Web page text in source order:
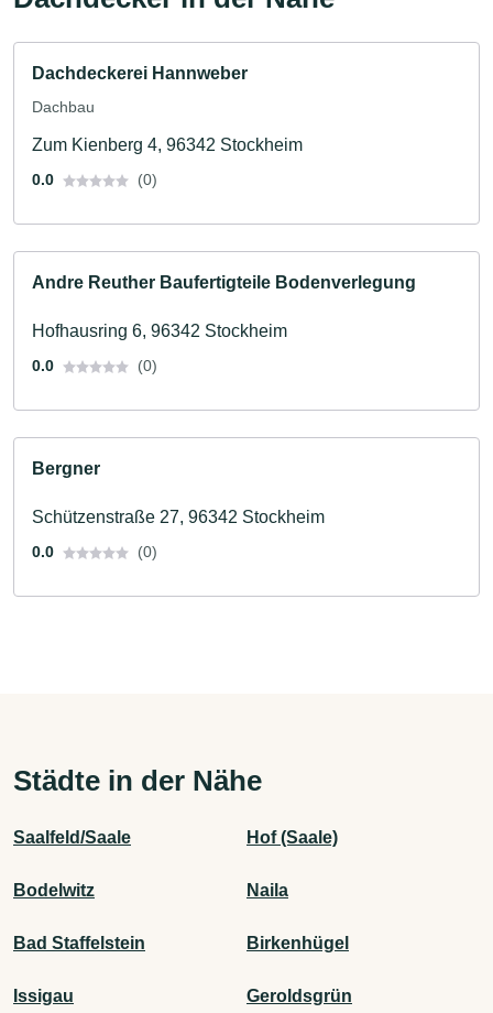
Dachdeckerei Hannweber
Dachbau
Zum Kienberg 4, 96342 Stockheim
0.0 (0)
Andre Reuther Baufertigteile Bodenverlegung
Hofhausring 6, 96342 Stockheim
0.0 (0)
Bergner
Schützenstraße 27, 96342 Stockheim
0.0 (0)
Städte in der Nähe
Saalfeld/Saale Hof (Saale)
Bodelwitz Naila
Bad Staffelstein Birkenhügel
Issigau Geroldsgrün